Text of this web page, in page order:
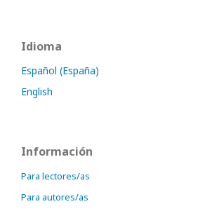
Idioma
Español (España)
English
Información
Para lectores/as
Para autores/as